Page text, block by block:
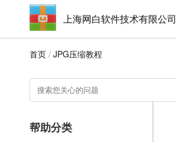
上海网白软件技术有限公司
首页 / JPG压缩教程
帮助分类